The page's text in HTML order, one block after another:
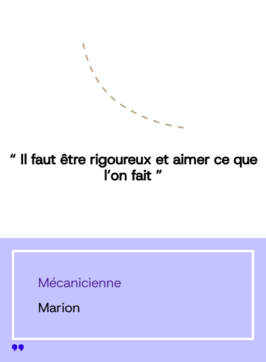
“ Il faut être rigoureux et aimer ce que
l’on fait ”
Mécanicienne
Marion